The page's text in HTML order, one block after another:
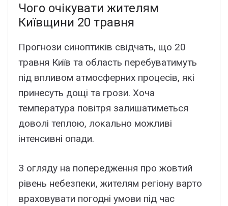
Чого очікувати жителям
Київщини 20 травня
Прогнози синоптиків свідчать, що 20
травня Київ та область перебуватимуть
під впливом атмосферних процесів, які
принесуть дощі та грози. Хоча
температура повітря залишатиметься
доволі теплою, локально можливі
інтенсивні опади.
З огляду на попередження про жовтий
рівень небезпеки, жителям регіону варто
враховувати погодні умови під час